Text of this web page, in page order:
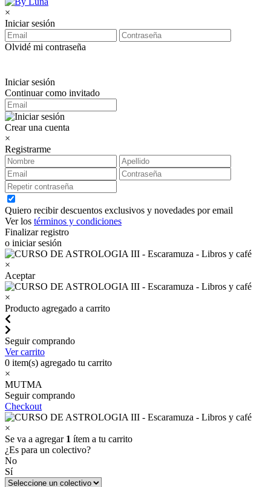
×
Iniciar sesión
Olvidé mi contraseña
Iniciar sesión
Continuar como invitado
Crear una cuenta
×
Registrarme
Quiero recibir descuentos exclusivos y novedades por email
Ver los términos y condiciones
Finalizar registro
o iniciar sesión
×
Aceptar
×
Producto agregado a carrito
Seguir comprando
Ver carrito
0 item(s) agregado tu carrito
×
MUTMA
Seguir comprando
Checkout
×
Se va a agregar 1 ítem a tu carrito
¿Es para un colectivo?
No
Sí